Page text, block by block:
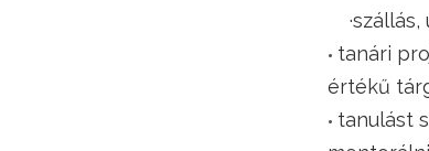
·szállás,
tanári
értékű
tanulást